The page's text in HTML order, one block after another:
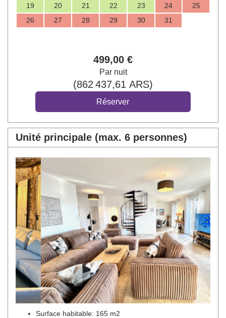
19
20 21 22 23 24
25
26
27 28 29 30 31
499,00 €
Par nuit
(862 437,61 ARS)
Unité principale (max. 6 personnes)
Previous
Surface habitable: 165 m2